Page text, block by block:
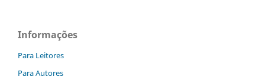
Informações
Para Leitores
Para Autores